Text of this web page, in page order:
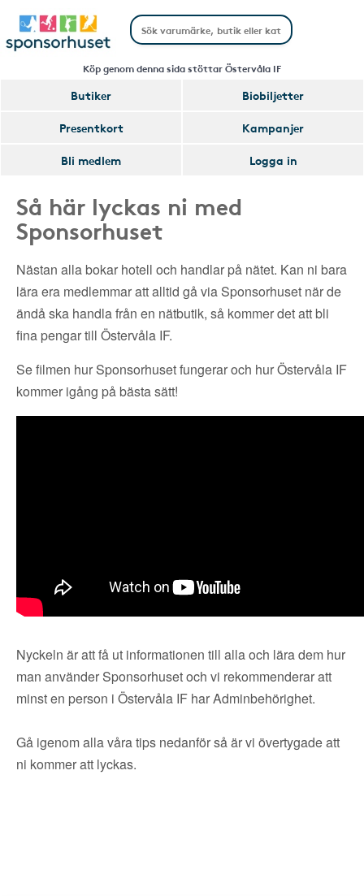
Köp genom denna sida stöttar Östervåla IF
Butiker
Biobiljetter
Presentkort
Kampanjer
Bli medlem
Logga in
Så här lyckas ni med
Sponsorhuset
Nästan alla bokar hotell och handlar på nätet. Kan ni bara
lära era medlemmar att alltid gå via Sponsorhuset när de
ändå ska handla från en nätbutik, så kommer det att bli
fina pengar till Östervåla IF.
Se filmen hur Sponsorhuset fungerar och hur Östervåla IF
kommer igång på bästa sätt!
Nyckeln är att få ut informationen till alla och lära dem hur
man använder Sponsorhuset och vi rekommenderar att
minst en person i Östervåla IF har Adminbehörighet.
Gå igenom alla våra tips nedanför så är vi övertygade att
ni kommer att lyckas.